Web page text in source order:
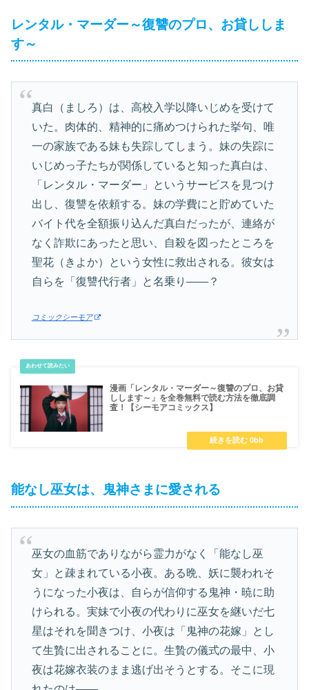
レンタル・マーダー～復讐のプロ、お貸ししま
す～
真白（ましろ）は、高校入学以降いじめを受けて
いた。肉体的、精神的に痛めつけられた挙句、唯
一の家族である妹も失踪してしまう。妹の失踪に
いじめっ子たちが関係していると知った真白は、
「レンタル・マーダー」というサービスを見つけ
出し、復讐を依頼する。妹の学費にと貯めていた
バイト代を全額振り込んだ真白だったが、連絡が
なく詐欺にあったと思い、自殺を図ったところを
聖花（きよか）という女性に救出される。彼女は
自らを「復讐代行者」と名乗り――？
コミックシーモア
漫画「レンタル・マーダー～復讐のプロ、お貸
しします～」を全巻無料で読む方法を徹底調
査！【シーモアコミックス】
能なし巫女は、鬼神さまに愛される
巫女の血筋でありながら霊力がなく「能なし巫
女」と疎まれている小夜。ある晩、妖に襲われそ
うになった小夜は、自らが信仰する鬼神・暁に助
けられる。実妹で小夜の代わりに巫女を継いだ七
星はそれを聞きつけ、小夜は「鬼神の花嫁」とし
て生贄に出されることに。生贄の儀式の最中、小
夜は花嫁衣装のまま逃げ出そうとする。そこに現